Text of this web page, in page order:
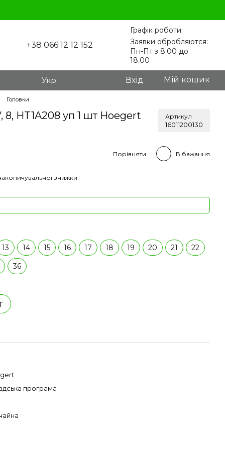
+38 066 12 12 152
Графік роботи:
Заявки обробляются:
Пн-Пт з 8.00 до
18.00
Укр Вхід Мій кошик
Головки
8, HT1A208 уп 1 шт Hoegert Артикул
16011200130
Порівняти В бажання
знижки
13 14 15 16 17 18 19 20 21 22
36
програма